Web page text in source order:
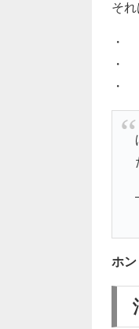
それ
・
・
・
ホン